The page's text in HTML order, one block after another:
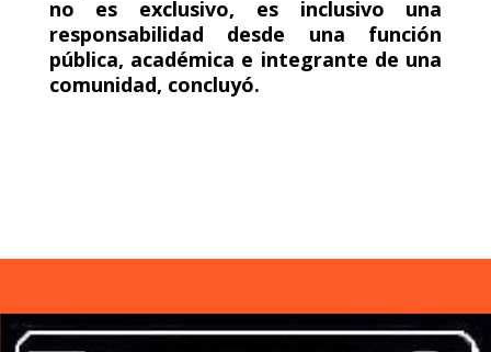
no es exclusivo, es inclusivo una
responsabilidad desde una función
pública, académica e integrante de una
comunidad, concluyó.